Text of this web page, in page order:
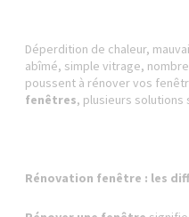
Déperdition de chaleur,
abîmé, simple vitrage,
poussent à rénover vos
fenêtres, plusieurs solutions
Rénovation fenêtre : les